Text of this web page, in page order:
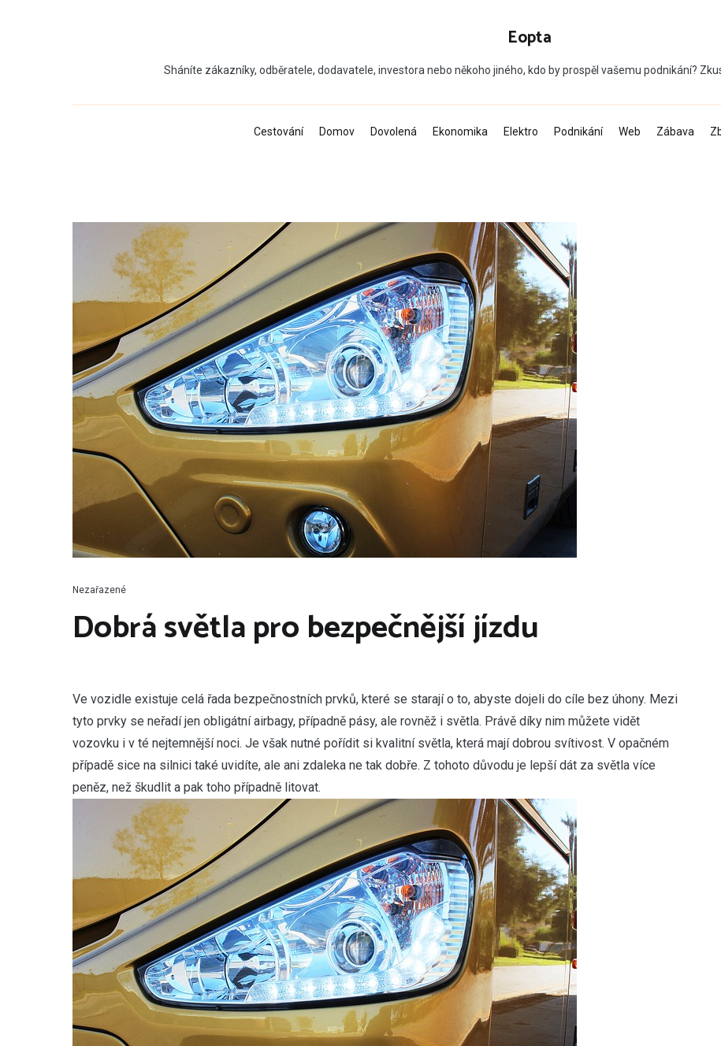
Eopta
Sháníte zákazníky, odběratele, dodavatele, investora nebo někoho jiného, kdo by prospěl vašemu podnikání?
Cestování Domov Dovolená Ekonomika Elektro Podnikání Web Zábava
Nezařazené
Dobrá světla pro bezpečnější jízdu
Ve vozidle existuje celá řada bezpečnostních prvků, které se starají o to, abyste dojeli do cíle bez úhony. Mezi
tyto prvky se neřadí jen obligátní airbagy, případně pásy, ale rovněž i světla. Právě díky nim můžete vidět
vozovku i v té nejtemnější noci. Je však nutné pořídit si kvalitní světla, která mají dobrou svítivost. V opačném
případě sice na silnici také uvidíte, ale ani zdaleka ne tak dobře. Z tohoto důvodu je lepší dát za světla více
peněz, než škudlit a pak toho případně litovat.